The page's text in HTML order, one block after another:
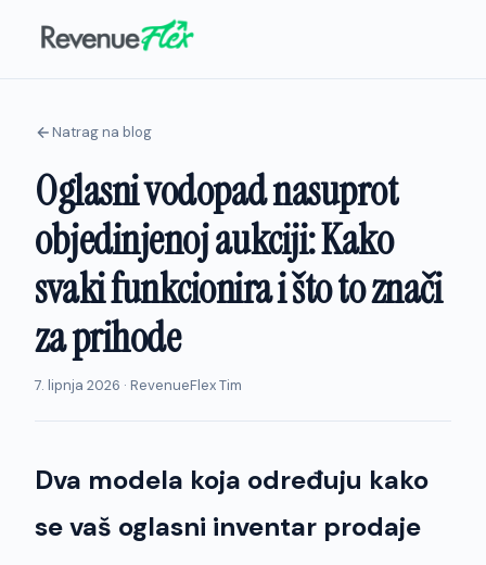
Natrag na blog
Oglasni vodopad nasuprot
objedinjenoj aukciji: Kako
svaki funkcionira i što to znači
za prihode
7. lipnja 2026 · RevenueFlex Tim
Dva modela koja određuju kako
se vaš oglasni inventar prodaje